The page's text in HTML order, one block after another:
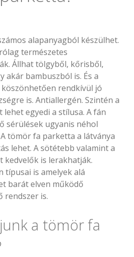
alapanyagból készülhet.
természetes
Állhat tölgyből, kőrisből,
akár bambuszból is. És a
rendkívül jó
is. Antiallergén. Szintén a
egyedi a stílusa. A fán
sérülések ugyanis néhol
tömör fa parketta a látványa
lehet. A sötétebb valamint a
kedvelők is lerakhatják.
típusai is amelyek alá
barát elven működő
rendszer is.
a tömör fa